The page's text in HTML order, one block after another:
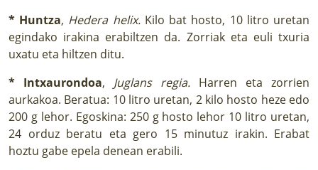
* Huntza, Hedera helix. Kilo bat hosto, 10 litro uretan
egindako irakina erabiltzen da. Zorriak eta euli txuria
uxatu eta hiltzen ditu.
* Intxaurondoa, Juglans regia. Harren eta zorrien
aurkakoa. Beratua: 10 litro uretan, 2 kilo hosto heze edo
200 g lehor. Egoskina: 250 g hosto lehor 10 litro uretan,
24 orduz beratu eta gero 15 minutuz irakin. Erabat
hoztu gabe epela denean erabili.